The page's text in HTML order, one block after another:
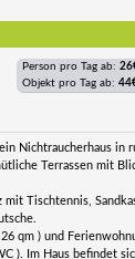
Person pro Tag ab:
Objekt pro Tag ab:
Nichtraucherhaus in
Terrassen mit
Tischtennis,
qm ) und
). Im Haus befindet